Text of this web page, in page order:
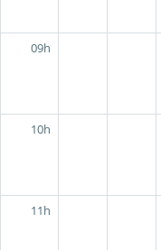
09h
10h
11h